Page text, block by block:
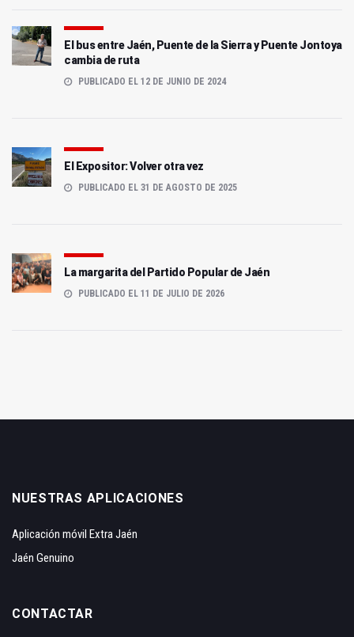
El bus entre Jaén, Puente de la Sierra y Puente Jontoya
cambia de ruta
PUBLICADO EL 12 DE JUNIO DE 2024
El Expositor: Volver otra vez
PUBLICADO EL 31 DE AGOSTO DE 2025
La margarita del Partido Popular de Jaén
PUBLICADO EL 11 DE JULIO DE 2026
NUESTRAS APLICACIONES
Aplicación móvil Extra Jaén
Jaén Genuino
CONTACTAR